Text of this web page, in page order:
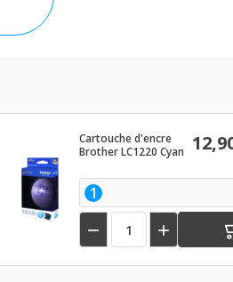
Cartouche d'encre
Brother LC1220 Cyan
1
 